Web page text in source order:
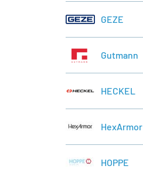
GEZE
Gutmann
HECKEL
HexArmor
HOPPE